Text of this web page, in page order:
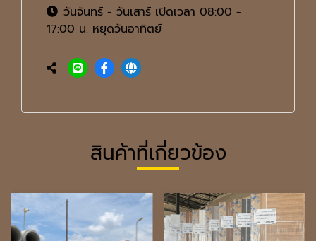
วันจันทร์ - วันเสาร์ เปิดเวลา 08:00 -
17:00 น. หยุดวันอาทิตย์
สินค้าที่เกี่ยวข้อง